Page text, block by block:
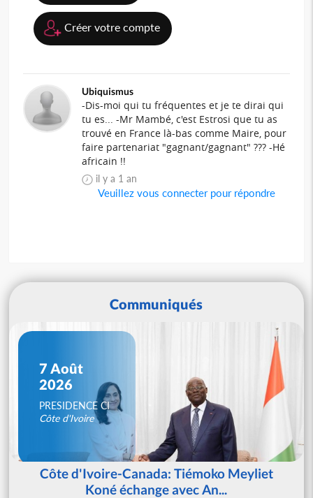
Créer votre compte
Ubiquismus
-Dis-moi qui tu fréquentes et je te dirai qui
tu es... -Mr Mambé, c'est Estrosi que tu as
trouvé en France là-bas comme Maire, pour
faire partenariat "gagnant/gagnant" ??? -Hé
africain !!
il y a 1 an
Veuillez vous connecter pour répondre
Communiqués
7 Août
2026
PRESIDENCE CI
Côte d'Ivoire
Côte d'Ivoire-Canada: Tiémoko Meyliet
Koné échange avec An...